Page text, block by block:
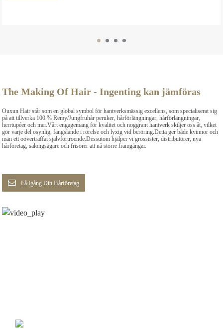
The Making Of Hair - Ingenting kan jämföras
Ouxun Hair står som en global symbol för hantverksmässig excellens, som specialiserat sig
på att tillverka 100 % Remy/Jungfruhår peruker, hårförlängningar, hårförlängningar,
herrtupéer och mer.Vårt engagemang för kvalitet och noggrant hantverk skiljer oss åt, vilket
gör varje del osynlig, fängslande i rörelse och lyxig vid beröring.Detta ger både kvinnor och
män ett oöverträffat självförtroende.Dessutom hjälper vi grossister, distributörer, nya
hårföretag, salongsägare och frisörer att nå större framgångar.
Få Igång Ditt Hårföretag